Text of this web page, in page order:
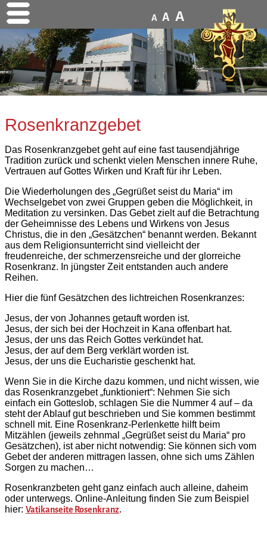
A A A
Rosenkranzgebet
Das Rosenkranzgebet geht auf eine fast tausendjährige
Tradition zurück und schenkt vielen Menschen innere Ruhe,
Vertrauen auf Gottes Wirken und Kraft für ihr Leben.
Die Wiederholungen des „Gegrüßet seist du Maria“ im
Wechselgebet von zwei Gruppen geben die Möglichkeit, in
Meditation zu versinken. Das Gebet zielt auf die Betrachtung
der Geheimnisse des Lebens und Wirkens von Jesus
Christus, die in den „Gesätzchen“ benannt werden. Bekannt
aus dem Religionsunterricht sind vielleicht der
freudenreiche, der schmerzensreiche und der glorreiche
Rosenkranz. In jüngster Zeit entstanden auch andere
Reihen.
Hier die fünf Gesätzchen des lichtreichen Rosenkranzes:
Jesus, der von Johannes getauft worden ist.
Jesus, der sich bei der Hochzeit in Kana offenbart hat.
Jesus, der uns das Reich Gottes verkündet hat.
Jesus, der auf dem Berg verklärt worden ist.
Jesus, der uns die Eucharistie geschenkt hat.
Wenn Sie in die Kirche dazu kommen, und nicht wissen, wie
das Rosenkranzgebet „funktioniert“: Nehmen Sie sich
einfach ein Gotteslob, schlagen Sie die Nummer 4 auf – da
steht der Ablauf gut beschrieben und Sie kommen bestimmt
schnell mit. Eine Rosenkranz-Perlenkette hilft beim
Mitzählen (jeweils zehnmal „Gegrüßet seist du Maria“ pro
Gesätzchen), ist aber nicht notwendig: Sie können sich vom
Gebet der anderen mittragen lassen, ohne sich ums Zählen
Sorgen zu machen…
Rosenkranzbeten geht ganz einfach auch alleine, daheim
oder unterwegs. Online-Anleitung finden Sie zum Beispiel
hier: Vatikanseite Rosenkranz.